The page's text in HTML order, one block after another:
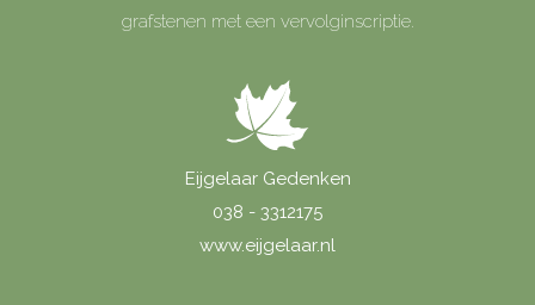
grafstenen met een vervolginscriptie.
Eijgelaar Gedenken
038 - 3312175
www.eijgelaar.nl